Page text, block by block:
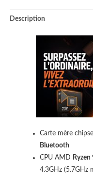
9950X3D
Description
Carte mère
Bluetooth
CPU AMD
4.3GHz (5.7GHz